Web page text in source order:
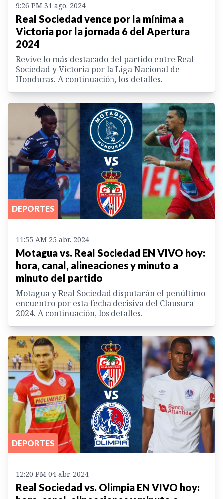
9:26 PM 31 ago. 2024
Real Sociedad vence por la mínima a
Victoria por la jornada 6 del Apertura
2024
Revive lo más destacado del partido entre Real
Sociedad y Victoria por la Liga Nacional de
Honduras. A continuación, los detalles.
DEPORTES
11:55 AM 25 abr. 2024
Motagua vs. Real Sociedad EN VIVO hoy:
hora, canal, alineaciones y minuto a
minuto del partido
Motagua y Real Sociedad disputarán el penúltimo
encuentro por esta fecha decisiva del Clausura
2024. A continuación, los detalles.
DEPORTES
12:20 PM 04 abr. 2024
Real Sociedad vs. Olimpia EN VIVO hoy: